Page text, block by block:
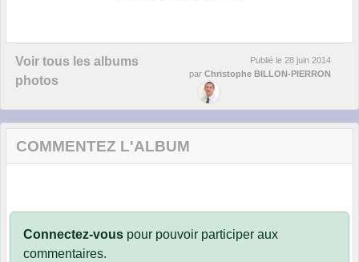
Voir tous les albums
photos
Publié le 28 juin 2014
par Christophe BILLON-PIERRON
COMMENTEZ L'ALBUM
Connectez-vous pour pouvoir participer aux
commentaires.